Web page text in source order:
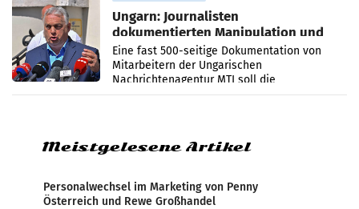
Ungarn: Journalisten
dokumentierten Manipulation und
Zensur
Eine fast 500-seitige Dokumentation von
Mitarbeitern der Ungarischen
Nachrichtenagentur MTI soll die
systematische Nachrichten-Manipulation und
Meistgelesene Artikel
Personalwechsel im Marketing von Penny
Österreich und Rewe Großhandel